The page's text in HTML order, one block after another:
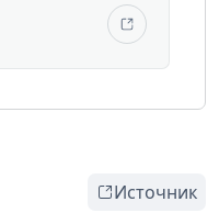
Источник